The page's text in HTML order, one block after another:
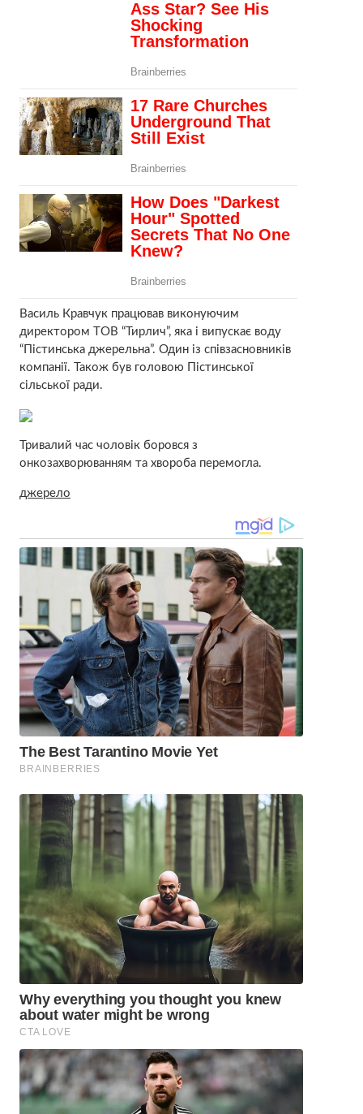
Василь Кравчук працював виконуючим
директором ТОВ “Тирлич”, яка і випускає воду
“Пістинська джерельна”. Один із співзасновників
компанії. Також був головою Пістинської
сільської ради.
Тривалий час чоловік боровся з
онкозахворюванням та хвороба перемогла.
джерело